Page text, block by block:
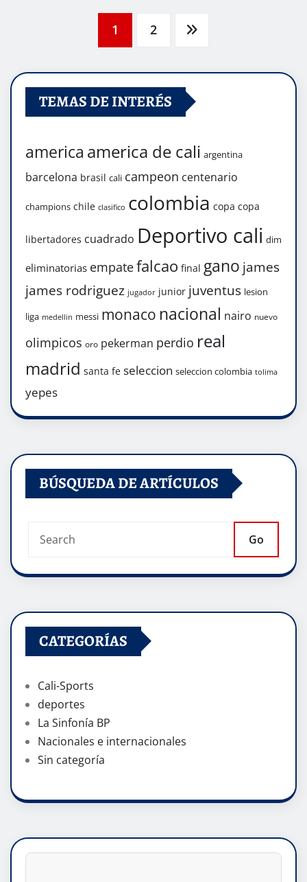
Navegación
de
entradas
1 2
TEMAS DE INTERÉS
america america de cali argentina
barcelona brasil cali campeon centenario
champions chile clasifico colombia copa copa
libertadores cuadrado Deportivo cali dim
eliminatorias empatefalcao final gano james
james rodriguez jugador junior juventus lesion
liga medellin messi monaco nacional nairo nuevo
olimpicos oro pekerman perdio real
madrid santa fe seleccion seleccion colombia tolima
yepes
BÚSQUEDA DE ARTÍCULOS
Go
CATEGORÍAS
Cali-Sports
deportes
La Sinfonía BP
Nacionales e internacionales
Sin categoría